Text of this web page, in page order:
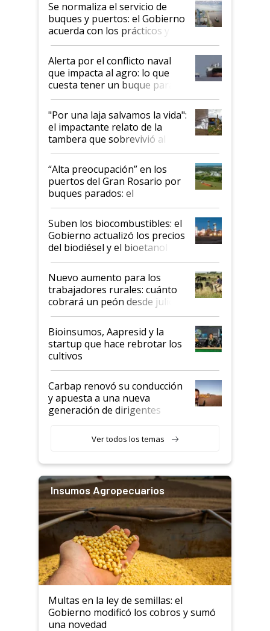
Se normaliza el servicio de
buques y puertos: el Gobierno
acuerda con los prácticos y
suspende el decreto de
desregulación
Alerta por el conflicto naval
que impacta al agro: lo que
cuesta tener un buque parado
y el peligro de que Argentina
pase a ser "país sucio"
"Por una laja salvamos la vida":
el impactante relato de la
tambera que sobrevivió al
tornado
“Alta preocupación” en los
puertos del Gran Rosario por
buques parados: el
funcionamiento de las
exportadoras en tensión tras
la medida de fuerza de los
prácticos
Suben los biocombustibles: el
Gobierno actualizó los precios
del biodiésel y el bioetanol
Nuevo aumento para los
trabajadores rurales: cuánto
cobrará un peón desde julio
Bioinsumos, Aapresid y la
startup que hace rebrotar los
cultivos
Carbap renovó su conducción
y apuesta a una nueva
generación de dirigentes
Ver todos los temas
Insumos Agropecuarios
Multas en la ley de semillas: el
Gobierno modificó los cobros y sumó
una novedad